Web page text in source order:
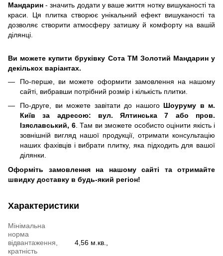
Мандарин- значить додати у ваше життя нотку вишуканості та
краси. Ця плитка створює унікальний ефект вишуканості та
дозволяє створити атмосферу затишку й комфорту на вашій
ділянці.
Ви можете купити бруківку Сота ТМ Золотий Мандарин у
декількох варіантах.
По-перше, ви можете оформити замовлення на нашому
сайті, вибравши потрібний розмір і кількість плитки.
По-друге, ви можете завітати до нашого Шоуруму в м.
Київ за адресою: вул. Ялтинська 7 або пров.
Ізяславський, 6. Там ви зможете особисто оцінити якість і
зовнішній вигляд нашої продукції, отримати консультацію
наших фахівців і вибрати плитку, яка підходить для вашої
ділянки.
Оформіть замовлення на нашому сайті та отримайте
швидку доставку в будь-який регіон!
Характеристики
Мінімальна
норма
відвантаження,
кратність
4,56 м.кв.,